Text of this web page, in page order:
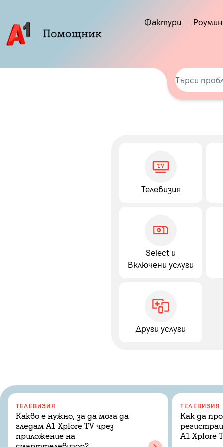
Фактури
Телевизия
Select и
Включени услуги
Други услуги
ТЕЛЕВИЗИЯ
Какво е нужно, за да мога да
гледам A1 Xplore TV чрез
приложение на
ТЕЛЕВИЗИЯ
Как да
A1 Xplore